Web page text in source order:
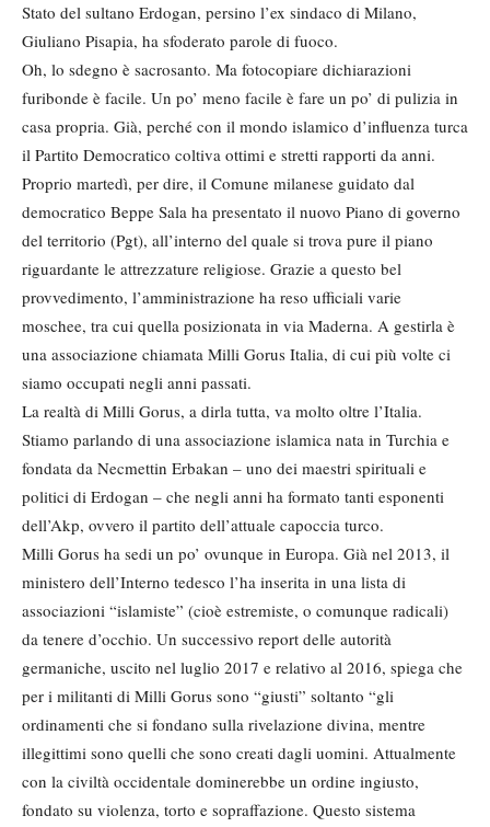
Stato del sultano Erdogan, persino l’ex sindaco di Milano,
Giuliano Pisapia, ha sfoderato parole di fuoco.
Oh, lo sdegno è sacrosanto. Ma fotocopiare dichiarazioni
furibonde è facile. Un po’ meno facile è fare un po’ di pulizia in
casa propria. Già, perché con il mondo islamico d’influenza turca
il Partito Democratico coltiva ottimi e stretti rapporti da anni.
Proprio martedì, per dire, il Comune milanese guidato dal
democratico Beppe Sala ha presentato il nuovo Piano di governo
del territorio (Pgt), all’interno del quale si trova pure il piano
riguardante le attrezzature religiose. Grazie a questo bel
provvedimento, l’amministrazione ha reso ufficiali varie
moschee, tra cui quella posizionata in via Maderna. A gestirla è
una associazione chiamata Milli Gorus Italia, di cui più volte ci
siamo occupati negli anni passati.
La realtà di Milli Gorus, a dirla tutta, va molto oltre l’Italia.
Stiamo parlando di una associazione islamica nata in Turchia e
fondata da Necmettin Erbakan – uno dei maestri spirituali e
politici di Erdogan – che negli anni ha formato tanti esponenti
dell’Akp, ovvero il partito dell’attuale capoccia turco.
Milli Gorus ha sedi un po’ ovunque in Europa. Già nel 2013, il
ministero dell’Interno tedesco l’ha inserita in una lista di
associazioni “islamiste” (cioè estremiste, o comunque radicali)
da tenere d’occhio. Un successivo report delle autorità
germaniche, uscito nel luglio 2017 e relativo al 2016, spiega che
per i militanti di Milli Gorus sono “giusti” soltanto “gli
ordinamenti che si fondano sulla rivelazione divina, mentre
illegittimi sono quelli che sono creati dagli uomini. Attualmente
con la civiltà occidentale dominerebbe un ordine ingiusto,
fondato su violenza, torto e sopraffazione. Questo sistema